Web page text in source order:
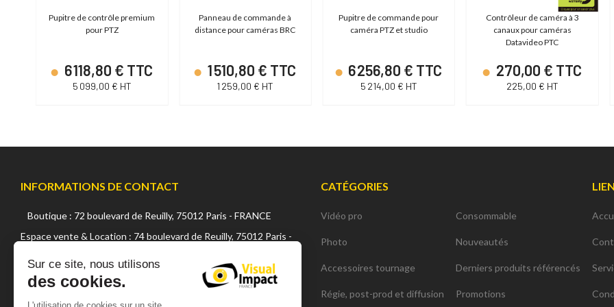
Pupitre de contrôle premium
pour PTZ
6 118,80 € TTC
5 099,00 € HT
Panneau de commande à
distance pour caméras BRC
1 510,80 € TTC
1 259,00 € HT
Pupitre de commande pour
caméra PTZ et studio
6 256,80 € TTC
5 214,00 € HT
Contrôleur de caméra à 3
canaux pour caméras
Datavideo PTC
270,00 € TTC
225,00 € HT
INFORMATIONS DE CONTACT
Boutique : 72 boulevard de Reuilly, 75012 Paris - FRANCE
Espace vente & Location : 74 boulevard de Reuilly, 75012 Paris -
+33 (0) 1 42 22 02 05
sales@visualsfrance.com
CATÉGORIES
Vidéo pro
Photo
Accessoires tournage
Régie, post-prod et diffusion
Consommable
Nouveautés
Derniers produits référencés
Promotions
Sur ce site, nous utilisons
des cookies.